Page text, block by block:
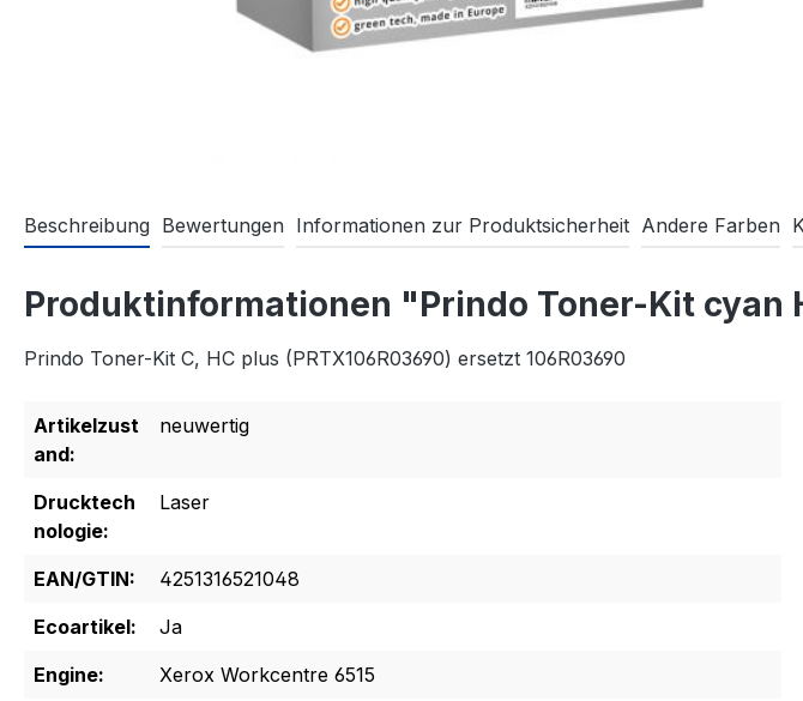
Beschreibung Bewertungen Informationen zur Produktsicherheit Andere Farben
Produktinformationen "Prindo Toner-Kit cyan
Prindo Toner-Kit C, HC plus (PRTX106R03690) ersetzt 106R03690
Artikelzust
and:
neuwertig
Drucktech
nologie:
Laser
EAN/GTIN:
4251316521048
Ecoartikel:
Ja
Engine:
Xerox Workcentre 6515